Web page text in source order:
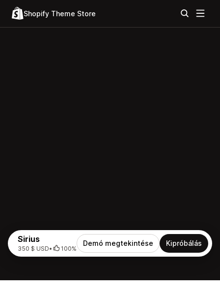
Shopify Theme Store
Sirius
350 $ USD• 100%
Demó megtekintése Kipróbálás